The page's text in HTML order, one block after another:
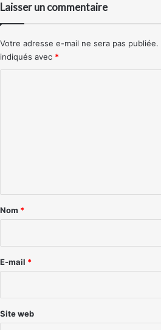
Laisser un commentaire
Votre adresse e-mail ne sera pas publiée.
indiqués avec *
a
e
Nom *
E-mail *
Site web